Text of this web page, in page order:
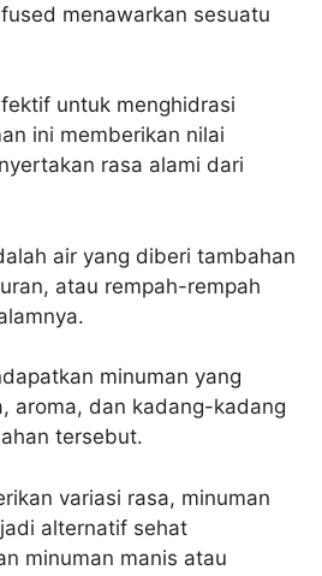
menawarkan sesuatu
untuk menghidrasi
ini memberikan nilai
rasa alami dari
air yang diberi tambahan
atau rempah-rempah
minuman yang
aroma, dan kadang-kadang
tersebut.
variasi rasa, minuman
alternatif sehat
minuman manis atau